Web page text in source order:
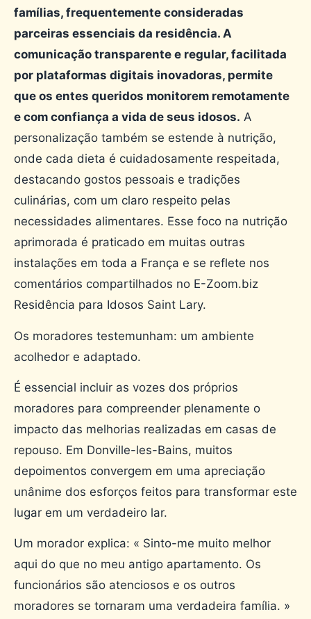
famílias, frequentemente consideradas
parceiras essenciais da residência. A
comunicação transparente e regular, facilitada
por plataformas digitais inovadoras, permite
que os entes queridos monitorem remotamente
e com confiança a vida de seus idosos. A
personalização também se estende à nutrição,
onde cada dieta é cuidadosamente respeitada,
destacando gostos pessoais e tradições
culinárias, com um claro respeito pelas
necessidades alimentares. Esse foco na nutrição
aprimorada é praticado em muitas outras
instalações em toda a França e se reflete nos
comentários compartilhados no E-Zoom.biz
Residência para Idosos Saint Lary.
Os moradores testemunham: um ambiente
acolhedor e adaptado.
É essencial incluir as vozes dos próprios
moradores para compreender plenamente o
impacto das melhorias realizadas em casas de
repouso. Em Donville-les-Bains, muitos
depoimentos convergem em uma apreciação
unânime dos esforços feitos para transformar este
lugar em um verdadeiro lar.
Um morador explica: « Sinto-me muito melhor
aqui do que no meu antigo apartamento. Os
funcionários são atenciosos e os outros
moradores se tornaram uma verdadeira família. »